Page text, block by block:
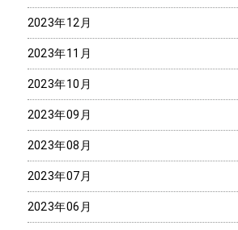
2023年12月
2023年11月
2023年10月
2023年09月
2023年08月
2023年07月
2023年06月